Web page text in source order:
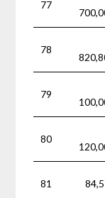
77
78
79
80
81